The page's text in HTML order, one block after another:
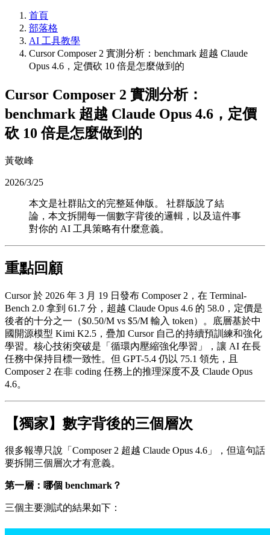
首頁
部落格
AI 工具教學
Cursor Composer 2 實測分析：benchmark 超越 Claude
Opus 4.6，定價砍 10 倍是怎麼做到的
Cursor Composer 2 實測分析：
benchmark 超越 Claude Opus 4.6，定價
砍 10 倍是怎麼做到的
黃敬峰
2026/3/25
本文是社群貼文的完整延伸版。 社群版說了結
論，本文拆開每一個數字背後的邏輯，以及這件事
對你的 AI 工具策略有什麼意義。
重點回顧
Cursor 於 2026 年 3 月 19 日發布 Composer 2，在 Terminal-
Bench 2.0 拿到 61.7 分，超越 Claude Opus 4.6 的 58.0，定價是
後者的十分之一（$0.50/M vs $5/M 輸入 token）。底層基於中
國開源模型 Kimi K2.5，疊加 Cursor 自己的持續預訓練和強化
學習。核心技術突破是「循環內壓縮強化學習」，讓 AI 在長
任務中保持目標一致性。但 GPT-5.4 仍以 75.1 領先，且
Composer 2 在非 coding 任務上的推理深度不及 Claude Opus
4.6。
【獨家】數字背後的三個層次
很多報導只說「Composer 2 超越 Claude Opus 4.6」，但這句話
要拆開三個層次才有意義。
第一層：哪個 benchmark？
三個主要測試的結果如下：